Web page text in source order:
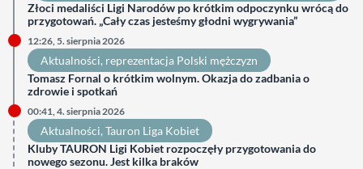
Złoci medaliści Ligi Narodów po krótkim odpoczynku wrócą do
przygotowań. „Cały czas jesteśmy głodni wygrywania”
12:26, 5. sierpnia 2026
Aktualności, reprezentacja Polski mężczyzn
Tomasz Fornal o krótkim wolnym. Okazja do zadbania o
zdrowie i spotkań
00:41, 4. sierpnia 2026
Aktualności, Tauron Liga Kobiet
Kluby TAURON Ligi Kobiet rozpoczęły przygotowania do
nowego sezonu. Jest kilka braków